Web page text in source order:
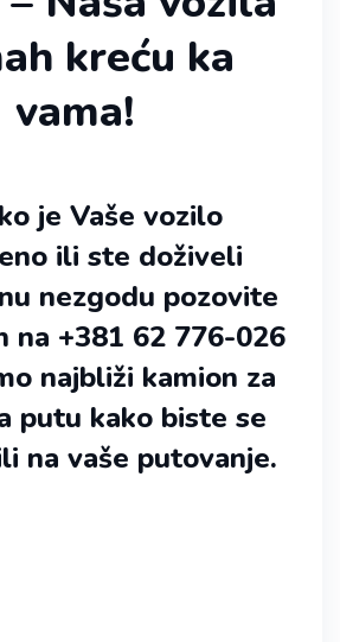
kreću ka
vama!
je Vaše vozilo
ili ste doživeli
nezgodu pozovite
na +381 62 776-026
najbliži kamion za
putu kako biste se
na vaše putovanje.